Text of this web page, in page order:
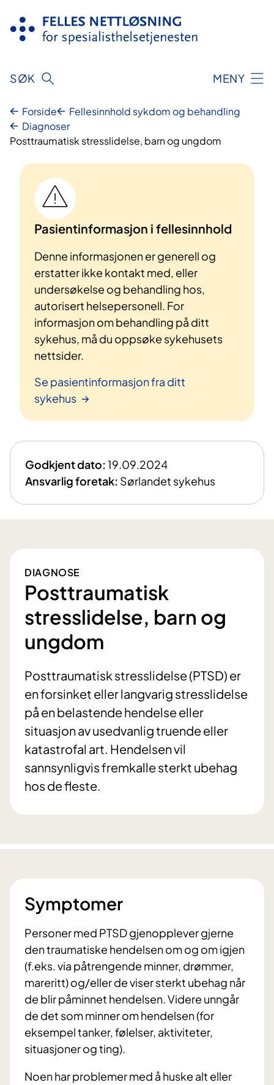
innhold
SØK MENY
Forside
Fellesinnhold sykdom og behandling
Diagnoser
Posttraumatisk stresslidelse, barn og ungdom
Pasientinformasjon i fellesinnhold
Denne informasjonen er generell og
erstatter ikke kontakt med, eller
undersøkelse og behandling hos,
autorisert helsepersonell. For
informasjon om behandling på ditt
sykehus, må du oppsøke sykehusets
nettsider.
Se pasientinformasjon fra ditt
sykehus
Godkjent dato:19.09.2024
Ansvarlig foretak: Sørlandet sykehus
DIAGNOSE
Posttraumatisk
stresslidelse, barn og
ungdom
Posttraumatisk stresslidelse (PTSD) er
en forsinket eller langvarig stresslidelse
på en belastende hendelse eller
situasjon av usedvanlig truende eller
katastrofal art. Hendelsen vil
sannsynligvis fremkalle sterkt ubehag
hos de fleste.
Symptomer
Personer med PTSD gjenopplever gjerne
den traumatiske hendelsen om og om igjen
(f.eks. via påtrengende minner, drømmer,
mareritt) og/eller de viser sterkt ubehag når
de blir påminnet hendelsen. Videre unngår
de det som minner om hendelsen (for
eksempel tanker, følelser, aktiviteter,
situasjoner og ting).
Noen har problemer med å huske alt eller